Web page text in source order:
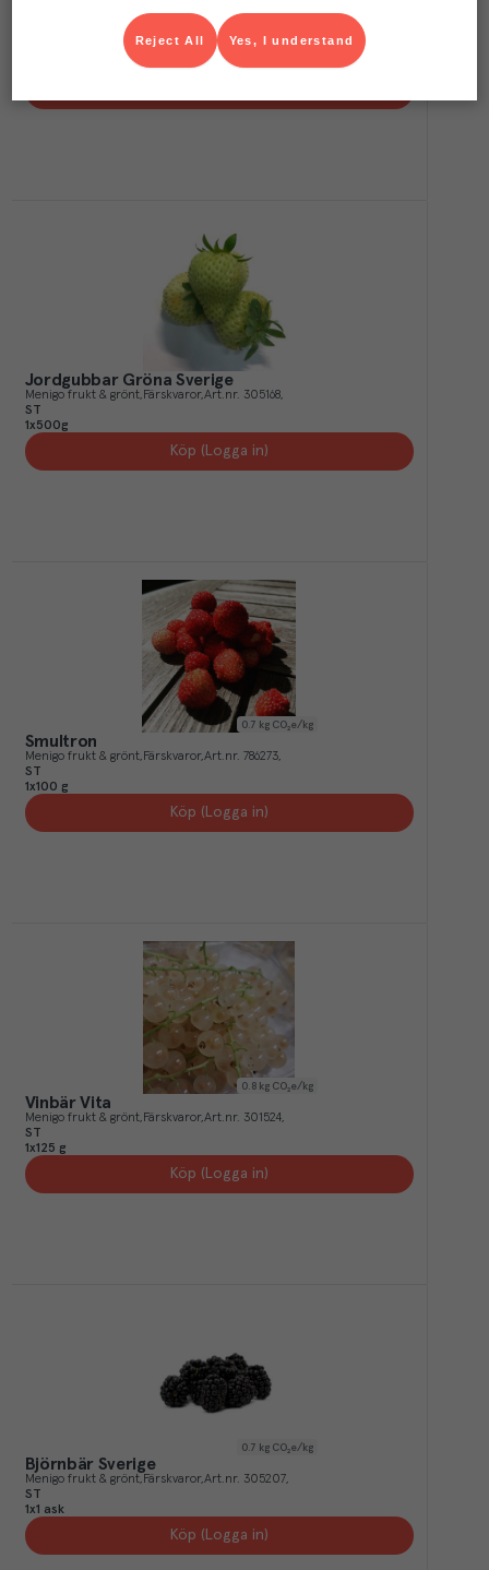
Menigo frukt & grönt Färskvaror Art.nr.
749602
Jordgubbar Gröna Sverige
Menigo frukt & grönt Färskvaror Art.nr. 305168
ST
1x500g
Köp (Logga in)
0.7 kg CO₂e/kg
Smultron
Menigo frukt & grönt Färskvaror Art.nr. 786273
ST
1x100 g
Köp (Logga in)
0.8 kg CO₂e/kg
Vinbär Vita
Menigo frukt & grönt Färskvaror Art.nr. 301524
ST
1x125 g
Köp (Logga in)
0.7 kg CO₂e/kg
Björnbär Sverige
Menigo frukt & grönt Färskvaror Art.nr. 305207
ST
1x1 ask
Köp (Logga in)
Yes, I understand
Reject All